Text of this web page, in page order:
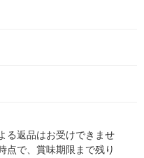
る返品はお受けできませ
点で、賞味期限まで残り